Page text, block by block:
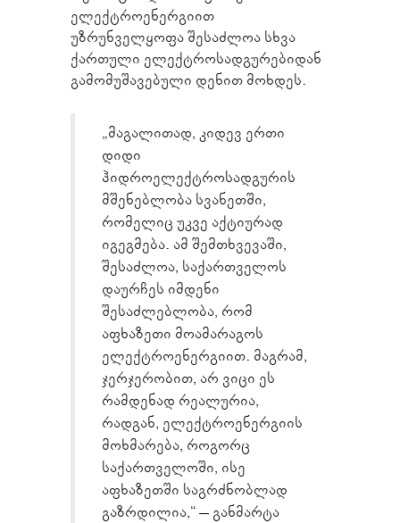
ელექტროენერგიით
უზრუნველყოფა შესაძლოა სხვა
ქართული ელექტროსადგურებიდან
გამომუშავებული დენით მოხდეს.
„მაგალითად, კიდევ ერთი
დიდი
ჰიდროელექტროსადგურის
მშენებლობა სვანეთში,
რომელიც უკვე აქტიურად
იგეგმება. ამ შემთხვევაში,
შესაძლოა, საქართველოს
დაურჩეს იმდენი
შესაძლებლობა, რომ
აფხაზეთი მოამარაგოს
ელექტროენერგიით. მაგრამ,
ჯერჯერობით, არ ვიცი ეს
რამდენად რეალურია,
რადგან, ელექტროენერგიის
მოხმარება, როგორც
საქართველოში, ისე
აფხაზეთში საგრძნობლად
გაზრდილია,“ – განმარტა